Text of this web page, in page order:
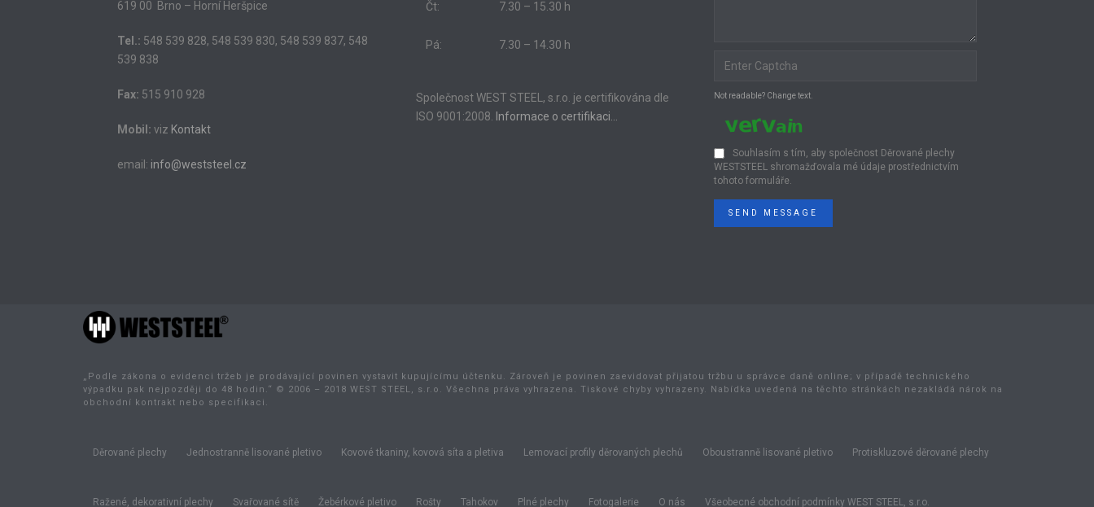
619 00 Brno – Horní Heršpice
Tel.: 548 539 828, 548 539 830, 548 539 837, 548
539 838
Fax: 515 910 928
Mobil: viz Kontakt
email: info@weststeel.cz
Čt: 7.30 – 15.30 h
Pá: 7.30 – 14.30 h
Společnost WEST STEEL, s.r.o. je certifikována dle
ISO 9001:2008.
Informace o certifikaci…
Not readable? Change text.
Souhlasím s tím, aby společnost Děrované plechy
WESTSTEEL shromažďovala mé údaje prostřednictvím
tohoto formuláře.
SEND MESSAGE
„Podle zákona o evidenci tržeb je prodávající povinen vystavit kupujícímu účtenku. Zároveň je povinen zaevidovat přijatou tržbu u správce daně online; v případě technického
výpadku pak nejpozději do 48 hodin.“ © 2006 – 2018 WEST STEEL, s.r.o. Všechna práva vyhrazena. Tiskové chyby vyhrazeny. Nabídka uvedená na těchto stránkách nezakládá nárok na
obchodní kontrakt nebo specifikaci.
Děrované plechy Jednostranně lisované pletivo Kovové tkaniny, kovová síta a pletiva Lemovací profily děrovaných plechů Oboustranně lisované pletivo Protiskluzové děrované plechy
Ražené, dekorativní plechy Svařované sítě Žebérkové pletivo Rošty Tahokov Plné plechy Fotogalerie O nás Všeobecné obchodní podmínky WEST STEEL, s.r.o.